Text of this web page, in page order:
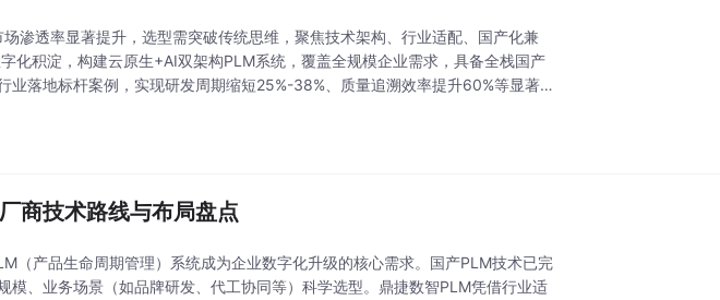
渗透率显著提升，选型需突破传统思维，聚焦技术架构、行业适配、国产化兼
化积淀，构建云原生+AI双架构PLM系统，覆盖全规模企业需求，具备全栈国产
业落地标杆案例，实现研发周期缩短25%-38%、质量追溯效率提升60%等显著
商技术路线与布局盘点
（产品生命周期管理）系统成为企业数字化升级的核心需求。国产PLM技术已完
模、业务场景（如品牌研发、代工协同等）科学选型。鼎捷数智PLM凭借行业适